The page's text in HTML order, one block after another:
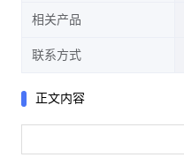
相关产品
联系方式
正文内容